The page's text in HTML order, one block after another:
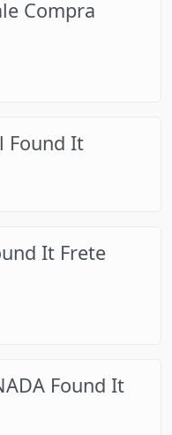
Compra
Found It
It Frete
Found It